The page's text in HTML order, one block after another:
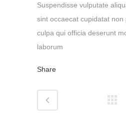
Suspendisse vulputate
sint occaecat cupidatat non
culpa qui officia deserunt
laborum
Share